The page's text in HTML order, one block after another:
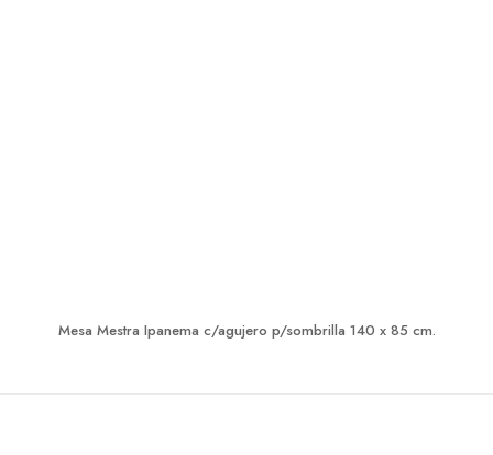
Mesa Mestra Ipanema c/agujero p/sombrilla 140 x 85 cm.